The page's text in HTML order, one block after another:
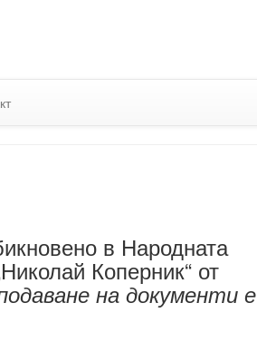
в Народната
Коперник“ от
на документи е